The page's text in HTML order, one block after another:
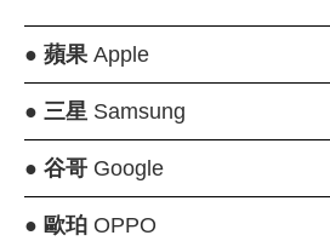
● 蘋果Apple
● 三星Samsung
● 谷哥Google
● 歐珀OPPO